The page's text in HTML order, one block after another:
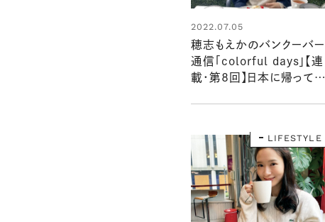
2022.07.05
穂志もえかのバンクーバー
通信「colorful days」【連
載・第8回】日本に帰ってき
LIFESTYLE